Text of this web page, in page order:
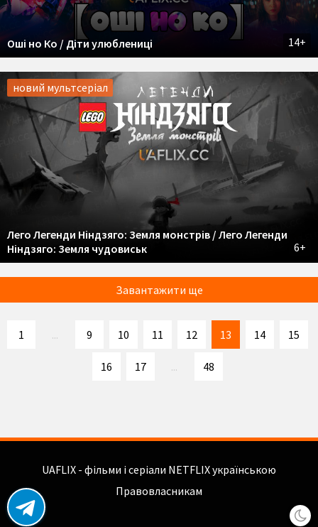
14+
Оші но Ко / Діти улюблениці
новий мультсеріал
6+
Лего Легенди Ніндзяго: Земля монстрів / Лего Легенди
Ніндзяго: Земля чудовиськ
Завантажити ще
1 ... 9 10 11 12 13 14 15
16 17 ... 48
UAFLIX - фільми і серіали NETFLIX українською
Правовласникам